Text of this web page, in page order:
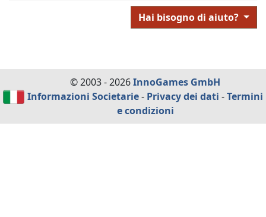
Hai bisogno di aiuto?
© 2003 - 2026InnoGames GmbH
Informazioni Societarie- Privacy dei dati -Termini
e condizioni